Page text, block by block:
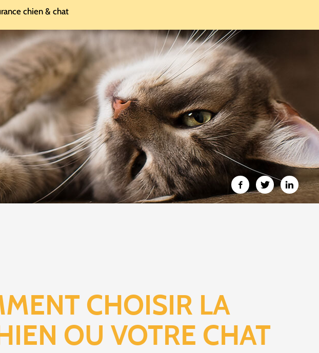
chien & chat
CHOISIR LA
OU VOTRE CHAT